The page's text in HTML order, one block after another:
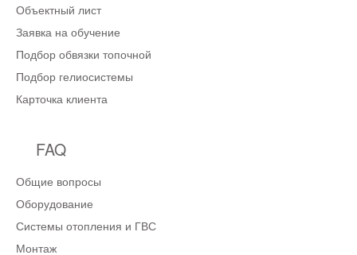
Объектный лист
Заявка на обучение
Подбор обвязки топочной
Подбор гелиосистемы
Карточка клиента
FAQ
Общие вопросы
Оборудование
Системы отопления и ГВС
Монтаж